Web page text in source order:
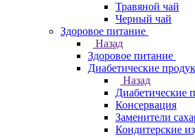
Травяной чай
Черный чай
Здоровое питание
Назад
Здоровое питание
Диабетические
Назад
Диабетические
Консервация
Заменители
Кондитерские